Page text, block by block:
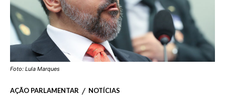
Foto: Lula Marques
AÇÃO PARLAMENTAR NOTÍCIAS